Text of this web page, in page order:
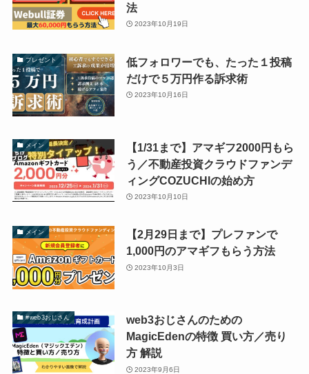
法
2023年10月19日
プレゼント
低フォロワーでも、たった１投稿
だけで５万円作る訴求術
2023年10月16日
メイン
【1/31まで】アマギフ2000円もら
う／不動産投資クラウドファンデ
ィングCOZUCHIの始め方
2023年10月10日
メイン
【2月29日まで】プレファンで
1,000円のアマギフもらう方法
2023年10月3日
#web3おじさん
web3おじさんのための
MagicEdenの特徴 買い方／売り
方 解説
2023年9月6日